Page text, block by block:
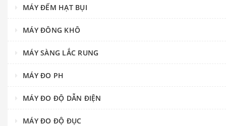
MÁY ĐẾM HẠT BỤI
MÁY ĐÔNG KHÔ
MÁY SÀNG LẮC RUNG
MÁY ĐO PH
MÁY ĐO ĐỘ DẪN ĐIỆN
MÁY ĐO ĐỘ ĐỤC